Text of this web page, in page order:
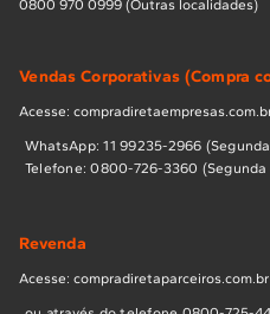
0800 970 0999 (Outras localidades)
Vendas Corporativas (Compra
Acesse:
WhatsApp: 11 99235-2966
Telefone: 0800-726-3360 (Segunda
Revenda
Acesse: compradiretaparceiros.com.br